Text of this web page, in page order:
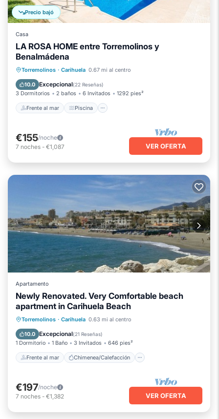
Precio bajó
Casa
LA ROSA HOME entre Torremolinos y
Benalmádena
Torremolinos · Carihuela 0.67 mi al centro
10.0 Excepcional(22 Reseñas)
3 Dormitorios 2 baños 6 Invitados 1292 pies²
Frente al mar Piscina
Frente al mar Piscina
Balcón/Terraza
€155/noche
7 noches - €1,087 VER OFERTA
Apartamento
Newly Renovated. Very Comfortable beach
apartment in Carihuela Beach
Torremolinos · Carihuela 0.63 mi al centro
10.0 Excepcional(21 Reseñas)
1 Dormitorio 1 Baño 3 Invitados 646 pies²
Frente al mar Chimenea/Calefacción
Frente al mar
Chimenea/Calefacción
Piscina
Vista al mar
€197/noche
7 noches - €1,382 VER OFERTA